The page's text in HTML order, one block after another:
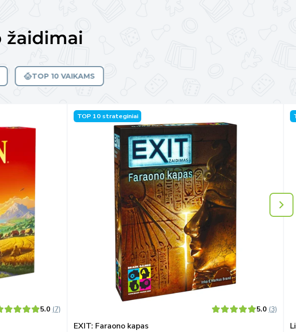
žaidimai
TOP 10 VAIKAMS
5.0 (7)
TOP 10 strateginiai
5.0 (3)
EXIT: Faraono kapas